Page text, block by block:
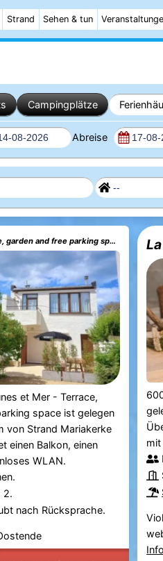
Strand Sehen & tun
Campingplätze
Abreise
Dunes et Mer Terrace, garden and free parking space
et Mer - Terrace,
space ist gelegen
von Strand Mariakerke
einen Balkon, einen
WLAN.
2.
nach Rücksprache.
mit